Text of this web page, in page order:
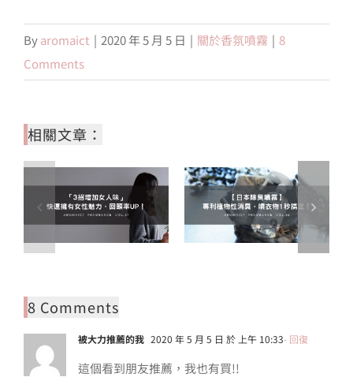
Byaromaict | 2020 年 5 月 5 日 | 關於香氛噴霧 | 8
Comments
相關文章：
8 Comments
被大力推薦的我 2020 年 5 月 5 日 於 上午 10:33- 回復
這個看到朋友推薦，我也有買!!